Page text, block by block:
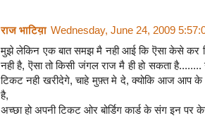
राज भाटिय़ा Wednesday, June 24, 2009
मुझे लेकिन एक बात समझ मै नही आई कि ऎसा केसे कर
नही है, ऎसा तो किसी जंगल राज मै ही हो सकता
टिकट नही खरीदेगे, चाहे मुफ़्त मे दे, क्योकि आज आप
है,
अच्छा हो अपनी टिकट ओर बोर्डिग कार्ड के संग इन पर